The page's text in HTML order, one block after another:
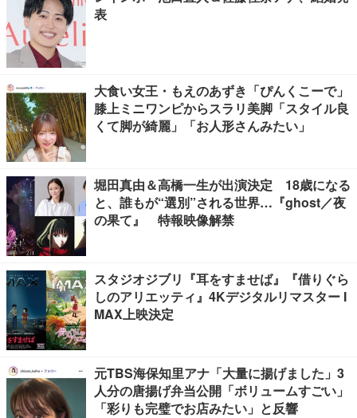
表
大食い女王・もえのあずき「ぴんくこーで」
膝上ミニワンピからスラリ美脚「スタイル良
くて脚が綺麗」「お人形さんみたい」
堀田真由＆高橋一生が出演決定 18歳になる
と、誰もが“選別”される世界…『ghost／夜
の果て』 特報映像解禁
スタジオジブリ『耳をすませば』『借りぐら
しのアリエッティ』4Kデジタルリマスター I
MAX上映決定
元TBS海保知里アナ「大量に揚げました」3
人分の唐揚げ弁当公開「ボリュームすごい」
「彩りも完璧でお店みたい」と反響